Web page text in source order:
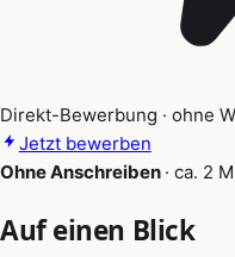
Direkt-Bewerbung · ohne
Jetzt bewerben
Ohne Anschreiben · ca. 2
Auf einen Blick